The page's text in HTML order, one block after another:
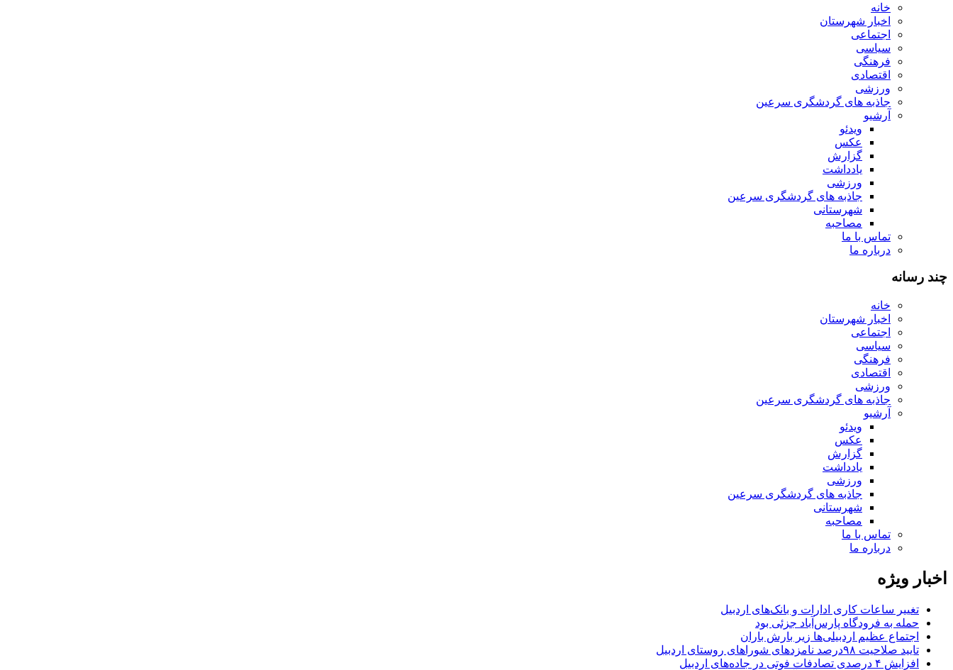
خانه
اخبار شهرستان
اجتماعی
سیاسی
فرهنگی
اقتصادی
ورزشی
جاذبه های گردشگری سرعین
آرشیو
ویدئو
عکس
گزارش
یادداشت
ورزشی
جاذبه های گردشگری سرعین
شهرستانی
مصاحبه
تماس با ما
درباره ما
چند رسانه
خانه
اخبار شهرستان
اجتماعی
سیاسی
فرهنگی
اقتصادی
ورزشی
جاذبه های گردشگری سرعین
آرشیو
ویدئو
عکس
گزارش
یادداشت
ورزشی
جاذبه های گردشگری سرعین
شهرستانی
مصاحبه
تماس با ما
درباره ما
اخبار ویژه
تغییر ساعات کاری ادارات و بانک‌های اردبیل
حمله به فرودگاه پارس‌‌آباد جزئی بود
اجتماع عظیم اردبیلی‌ها زیر بارش باران
تایید صلاحیت ۹۸درصد نامزدهای شوراهای روستای اردبیل
افزایش ۴ درصدی تصادفات فوتی در جاده‌های اردبیل